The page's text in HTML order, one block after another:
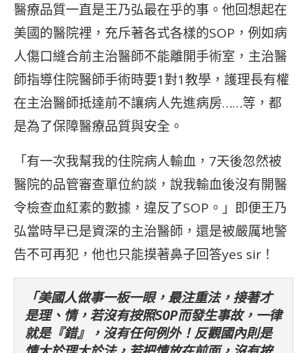
醫療品質一直是王乃弘最在乎的事。他回想起在
美國的醫院裡，充斥著各式各樣的SOP，例如病
人傷口縫合前主治醫師不能離開手術室，主治醫
師指導住院醫師手術時要1對1教學，護理長有權
在主治醫師抵達前不讓病人先進病房……等，都
是為了保障醫療品質與安全。
「有一次我幫我的住院病人輸血，7天後忽然被
醫院的品管審查單位約談，說我輸血後沒有開醫
令檢查血紅素的數據，違反了SOP。」即便王乃
弘當時早已是資深的主治醫師，還是被嚴厲地警
告不可再犯，他也只能摸著鼻子回答yes sir！
「美國人做事一板一眼，最注重法，接著才
是理、情，若沒有按照SOP而發生事故，一律
就是『錯』，沒有任何例外！反觀國內則是